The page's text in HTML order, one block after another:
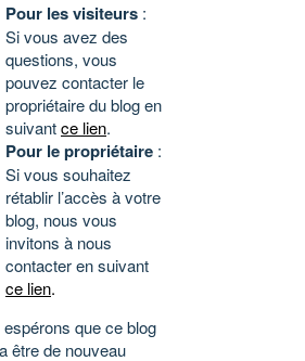
Pour les visiteurs :
Si vous avez des
questions, vous
pouvez contacter le
propriétaire du blog en
suivantce lien.
Pour le propriétaire :
Si vous souhaitez
rétablir l’accès à votre
blog, nous vous
invitons à nous
contacter en suivant
ce lien.
espérons que ce blog
être de nouveau